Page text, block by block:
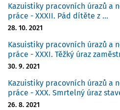
Kazuistiky pracovních úrazů a
práce - XXXII. Pád dítěte z ...
28. 10. 2021
Kasuistiky pracovních úrazů a
práce - XXXI. Těžký úraz
30. 9. 2021
Kazuistiky pracovních úrazů a
práce - XXX. Smrtelný úraz
26. 8. 2021